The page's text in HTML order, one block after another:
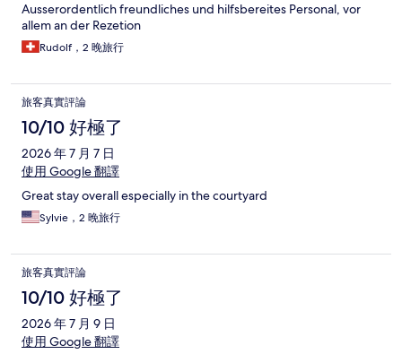
Ausserordentlich freundliches und hilfsbereites Personal, vor
allem an der Rezetion
Rudolf，2 晚旅行
旅客真實評論
10/10 好極了
2026 年 7 月 7 日
使用 Google 翻譯
Great stay overall especially in the courtyard
Sylvie，2 晚旅行
旅客真實評論
10/10 好極了
2026 年 7 月 9 日
使用 Google 翻譯